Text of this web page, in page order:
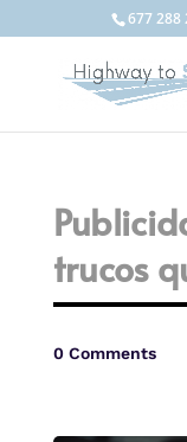
677 288
trucos
0 Comments